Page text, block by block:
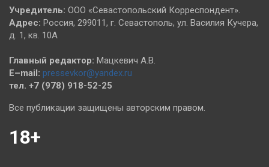
Учредитель: ООО «Севастопольский Корреспондент».
Адрес: Россия, 299011, г. Севастополь, ул. Василия Кучера,
д. 1, кв. 10А
Главный редактор: Мацкевич А.В.
E–mail: pressevkor@yandex.ru
тел. +7 (978) 918-52-25
Все публикации защищены авторским правом.
18+